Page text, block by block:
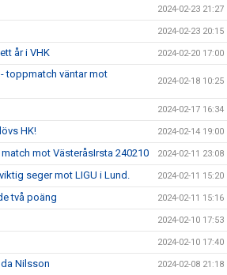
2024-02-23 21:27
2024-02-23 20:15
år i VHK 2024-02-20 17:00
toppmatch väntar mot
2024-02-18 10:25
2024-02-17 16:34
HK! 2024-02-14 19:00
mot VästeråsIrsta 240210 2024-02-11 23:08
seger mot LIGU i Lund. 2024-02-11 15:20
två poäng 2024-02-11 15:16
2024-02-10 17:53
2024-02-10 17:40
Nilsson 2024-02-08 21:18